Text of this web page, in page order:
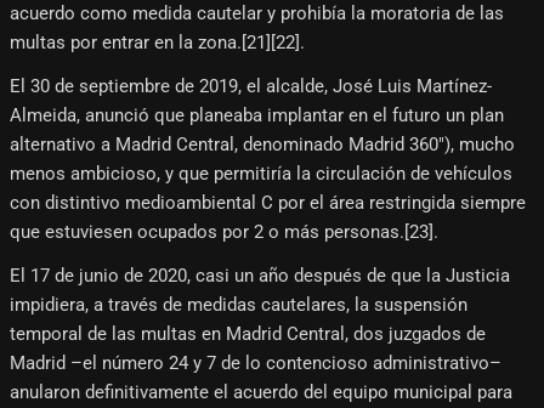
acuerdo como medida cautelar y prohibía la moratoria de las
multas por entrar en la zona.[21]​[22]​.
El 30 de septiembre de 2019, el alcalde, José Luis Martínez-
Almeida, anunció que planeaba implantar en el futuro un plan
alternativo a Madrid Central, denominado Madrid 360"), mucho
menos ambicioso, y que permitiría la circulación de vehículos
con distintivo medioambiental C por el área restringida siempre
que estuviesen ocupados por 2 o más personas.[23]​.
El 17 de junio de 2020, casi un año después de que la Justicia
impidiera, a través de medidas cautelares, la suspensión
temporal de las multas en Madrid Central, dos juzgados de
Madrid –el número 24 y 7 de lo contencioso administrativo–
anularon definitivamente el acuerdo del equipo municipal para